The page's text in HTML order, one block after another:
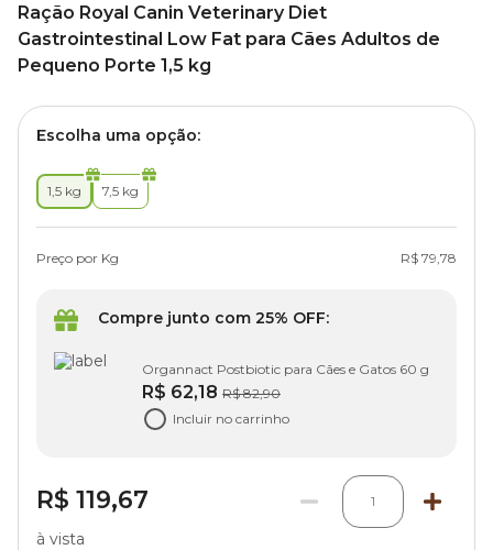
Ração Royal Canin Veterinary Diet
Gastrointestinal Low Fat para Cães Adultos de
Pequeno Porte 1,5 kg
Escolha uma opção:
1,5 kg 7,5 kg
Preço por Kg R$ 79,78
Compre junto com 25% OFF:
Organnact Postbiotic para Cães e Gatos 60 g
R$ 62,18 R$ 82,90
Incluir no carrinho
R$ 119,67 1
à vista